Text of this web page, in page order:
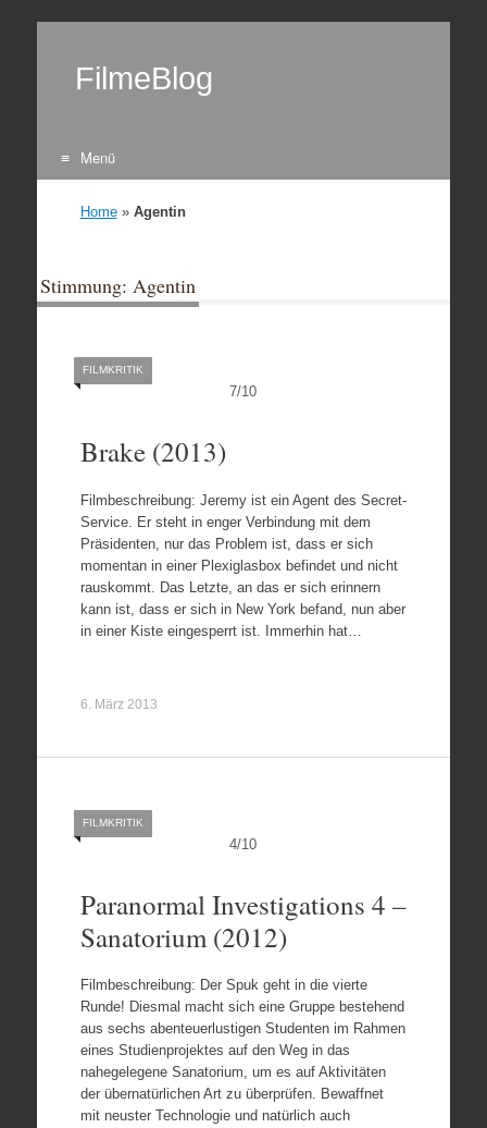
FilmeBlog
Menü
Home» Agentin
Stimmung: Agentin
7/10
FILMKRITIK
Brake (2013)
Filmbeschreibung: Jeremy ist ein Agent des Secret-
Service. Er steht in enger Verbindung mit dem
Präsidenten, nur das Problem ist, dass er sich
momentan in einer Plexiglasbox befindet und nicht
rauskommt. Das Letzte, an das er sich erinnern
kann ist, dass er sich in New York befand, nun aber
in einer Kiste eingesperrt ist. Immerhin hat…
6. März 2013
4/10
FILMKRITIK
Paranormal Investigations 4 –
Sanatorium (2012)
Filmbeschreibung: Der Spuk geht in die vierte
Runde! Diesmal macht sich eine Gruppe bestehend
aus sechs abenteuerlustigen Studenten im Rahmen
eines Studienprojektes auf den Weg in das
nahegelegene Sanatorium, um es auf Aktivitäten
der übernatürlichen Art zu überprüfen. Bewaffnet
mit neuster Technologie und natürlich auch